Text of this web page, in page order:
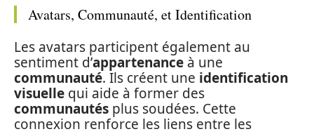
Avatars, Communauté, et Identification
Les avatars participent également au
sentiment d’appartenance à une
communauté. Ils créent une identification
visuelle qui aide à former des
communautés plus soudées. Cette
connexion renforce les liens entre les